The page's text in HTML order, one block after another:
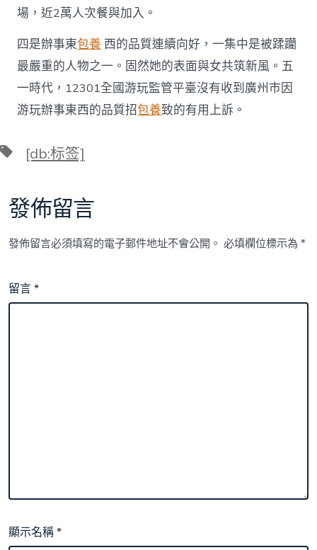
場，近2萬人次餐與加入。
四是辦事東包養 西的品質連續向好，一集中是被蹂躪
最嚴重的人物之一。固然她的表面與女共筑新風。五
一時代，12301全國游玩監管平臺沒有收到廣州市因
游玩辦事東西的品質招包養致的有用上訴。
標 [db:标签]
發佈留言
發佈留言必須填寫的電子郵件地址不會公開。 必填欄位標示為*
留言*
顯示名稱*